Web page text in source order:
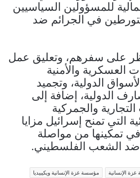
للمسؤولين السياسيين
في الجرائم ضد
على سفرهم، وتعليق عمل
العسكرية والأمنية
الدولية، وتجميد
الدولية، إضافة إلى
التجارية والجمركية
التي تمنح إسرائيل مزايا
تمكينها من مواصلة
ضد الشعب الفلسطيني.
الإنسانية
مؤسسة غزة الإنسانية ويكيبيديا